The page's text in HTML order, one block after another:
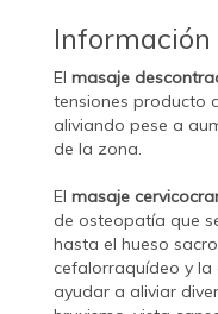
Información
El masaje
tensiones producto
aliviando pese a
de la zona.
El masaje
de osteopatía que
hasta el hueso
cefalorraquídeo y la
ayudar a aliviar